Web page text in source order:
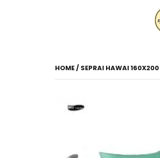
HOME/ SEPRAI HAWAI 160X200